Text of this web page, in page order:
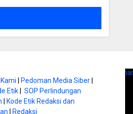
|Pedoman Media Siber|
Etik|SOP Perlindungan
|Kode Etik Redaksi dan
|Redaksi
Hap Baperdu: Infrastruktur
Harus Jadi Perhatian